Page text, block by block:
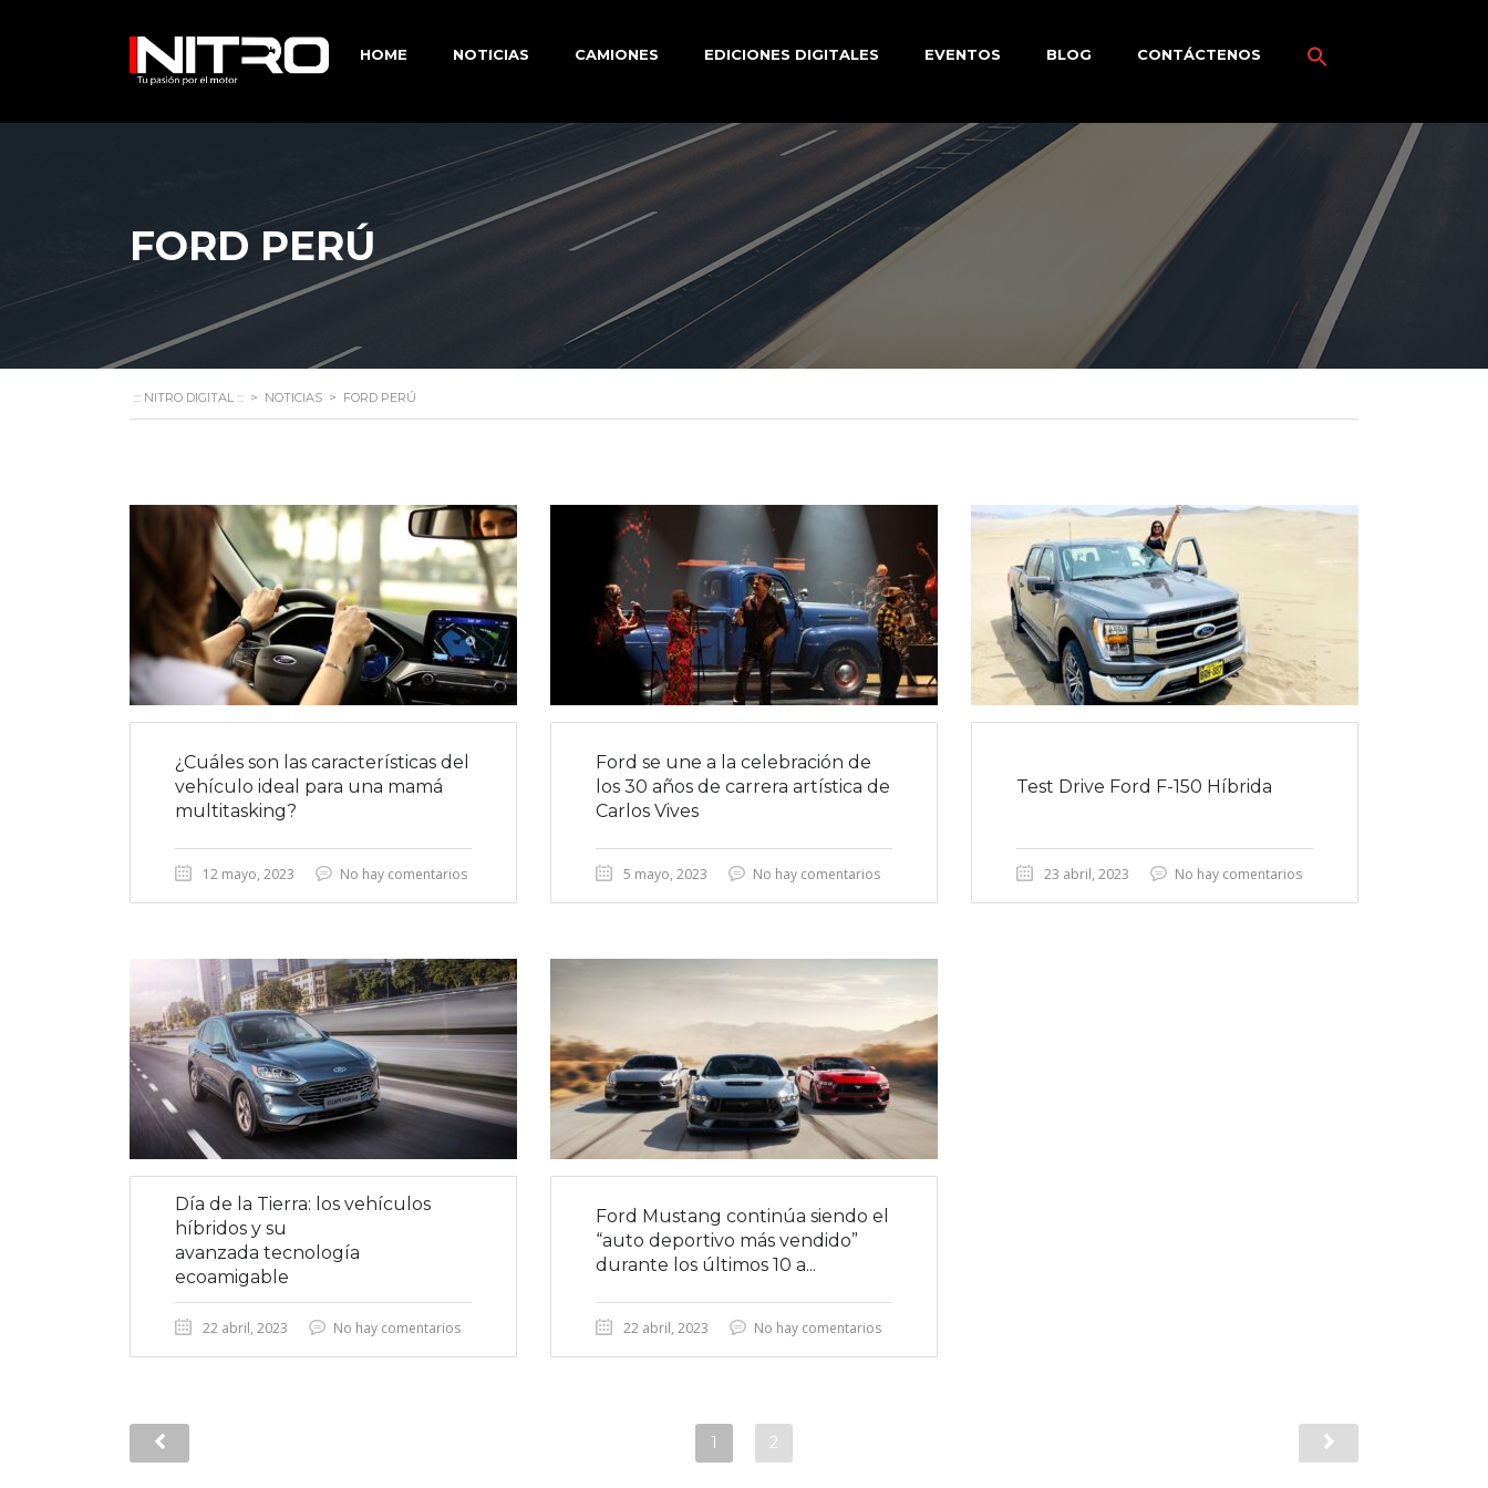
HOME NOTICIAS CAMIONES EDICIONES DIGITALES EVENTOS BLOG CONTÁCTENOS
FORD PERÚ
::: NITRO DIGITAL ::: > NOTICIAS > FORD PERÚ
¿Cuáles son las características del
vehículo ideal para una mamá
multitasking?
12 mayo, 2023 No hay comentarios
Ford se une a la celebración de
los 30 años de carrera artística de
Carlos Vives
5 mayo, 2023 No hay comentarios
Test Drive Ford F-150 Híbrida
23 abril, 2023 No hay comentarios
Día de la Tierra: los vehículos
híbridos y su
avanzada tecnología
ecoamigable
22 abril, 2023 No hay comentarios
Ford Mustang continúa siendo el
“auto deportivo más vendido”
durante los últimos 10 a...
22 abril, 2023 No hay comentarios
1 2